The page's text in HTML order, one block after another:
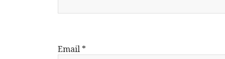
Email *